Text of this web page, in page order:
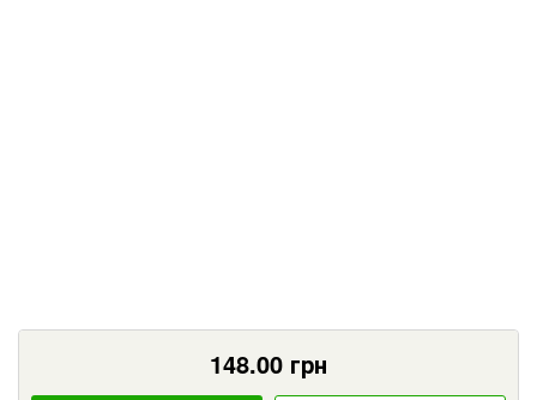
148.00 грн